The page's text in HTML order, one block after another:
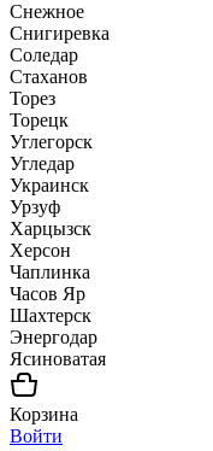
Снежное
Снигиревка
Соледар
Стаханов
Торез
Торецк
Углегорск
Угледар
Украинск
Урзуф
Харцызск
Херсон
Чаплинка
Часов Яр
Шахтерск
Энергодар
Ясиноватая
Корзина
Войти